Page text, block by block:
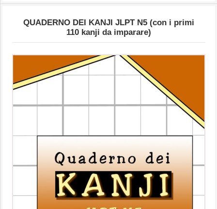
QUADERNO DEI KANJI JLPT N5 (con i primi
110 kanji da imparare)